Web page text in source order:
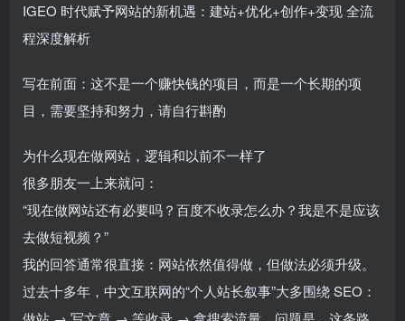
IGEO 时代赋予网站的新机遇：建站+优化+创作+变现 全流
程深度解析
写在前面：这不是一个赚快钱的项目，而是一个长期的项
目，需要坚持和努力，请自行斟酌
为什么现在做网站，逻辑和以前不一样了
很多朋友一上来就问：
“现在做网站还有必要吗？百度不收录怎么办？我是不是应该
去做短视频？”
我的回答通常很直接：网站依然值得做，但做法必须升级。
过去十多年，中文互联网的“个人站长叙事”大多围绕 SEO：